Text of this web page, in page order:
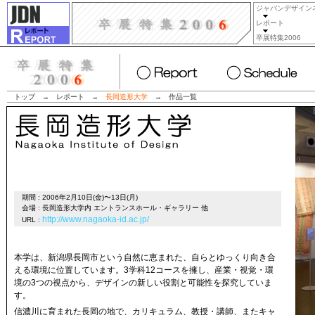
ジャパンデザイン
レポート
卒展特集2006
トップ→ レポート → 長岡造形大学 → 作品一覧
期間 : 2006年2月10日(金)〜13日(月)
会場 : 長岡造形大学内 エントランスホール・ギャラリー 他
URL : http://www.nagaoka-id.ac.jp/
本学は、新潟県長岡市という自然に恵まれた、自らとゆっくり向き合
える環境に位置しています。3学科12コースを擁し、産業・視覚・環
境の3つの視点から、デザインの新しい役割と可能性を探究していま
す。
信濃川に育まれた長岡の地で、カリキュラム、教授・講師、またキャ